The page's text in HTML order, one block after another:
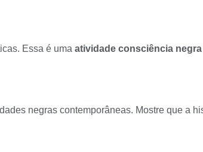
Essa é uma atividade consciência negra
negras contemporâneas. Mostre que a